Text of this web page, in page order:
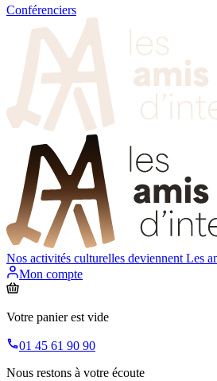
Conférenciers
Nos activités culturelles deviennent Les
Mon compte
Votre panier est vide
01 45 61 90 90
Nous restons à votre écoute